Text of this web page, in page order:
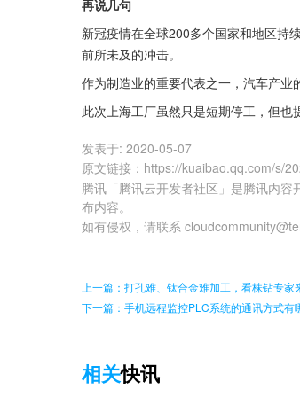
再说几句
新冠疫情在全球200多个国家和地区持
前所未及的冲击。
作为制造业的重要代表之一，汽车产业
此次上海工厂虽然只是短期停工，但也
发表于: 2020-05-07
原文链接 ： https://kuaibao.qq.com/s/
腾讯「腾讯云开发者社区」是腾讯内
布内容。
如有侵权，请联系
上一篇：打孔难、钛合金难加工，看株钻专家
下一篇：手机远程监控PLC系统的通讯方式有
相关快讯